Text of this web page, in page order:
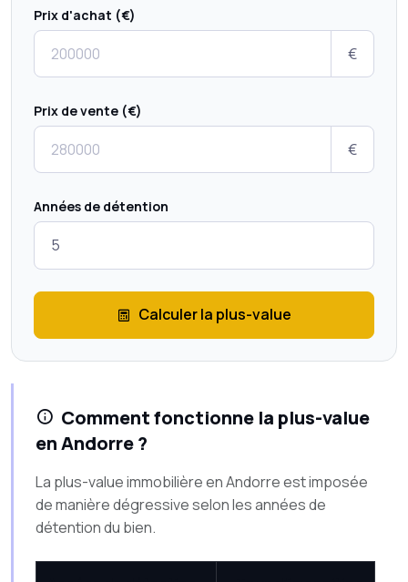
Prix d'achat (€)
€
Prix de vente (€)
€
Années de détention
Calculer la plus-value
Comment fonctionne la plus-value
en Andorre ?
La plus-value immobilière en Andorre est imposée
de manière dégressive selon les années de
détention du bien.